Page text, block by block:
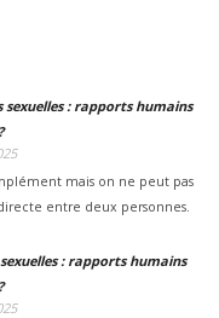
sexuelles : rapports humains
mais on ne peut pas
entre deux personnes.
: rapports humains